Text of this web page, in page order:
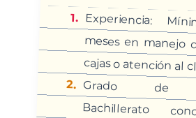
Experiencia:
meses en manejo
cajas o atención al
Grado de
Bachillerato